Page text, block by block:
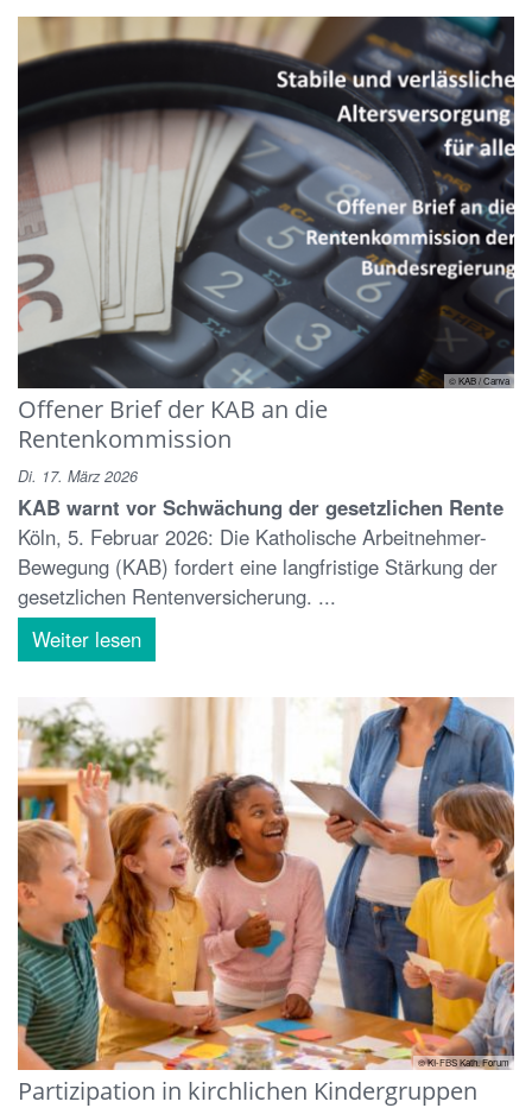
© KAB / Canva
Offener Brief der KAB an die
Rentenkommission
Di. 17. März 2026
KAB warnt vor Schwächung der gesetzlichen Rente
Köln, 5. Februar 2026: Die Katholische Arbeitnehmer-
Bewegung (KAB) fordert eine langfristige Stärkung der
gesetzlichen Rentenversicherung. ...
Weiter lesen
© KI-FBS Kath. Forum
Partizipation in kirchlichen Kindergruppen